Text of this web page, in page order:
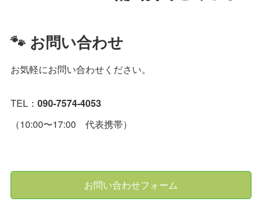
🐾 お問い合わせ
お気軽にお問い合わせください。
TEL：090-7574-4053
（10:00〜17:00 代表携帯）
お問い合わせフォーム